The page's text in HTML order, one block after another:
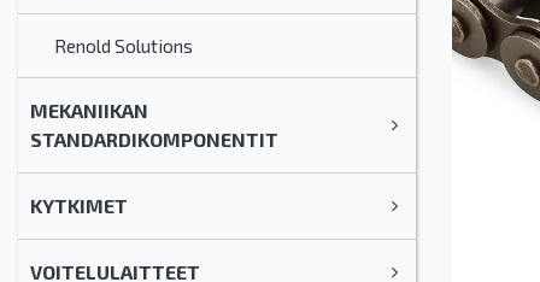
Renold Solutions
MEKANIIKAN
STANDARDIKOMPONENTIT
KYTKIMET
VOITELULAITTEET